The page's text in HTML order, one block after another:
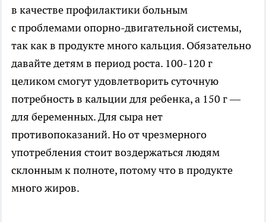
в качестве профилактики больным
с проблемами опорно-двигательной системы,
так как в продукте много кальция. Обязательно
давайте детям в период роста. 100-120 г
целиком смогут удовлетворить суточную
потребность в кальции для ребенка, а 150 г —
для беременных. Для сыра нет
противопоказаний. Но от чрезмерного
употребления стоит воздержаться людям
склонным к полноте, потому что в продукте
много жиров.